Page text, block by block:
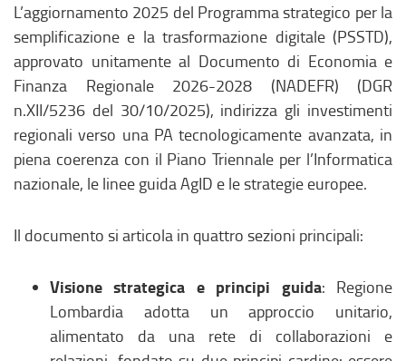
L’aggiornamento 2025 del Programma strategico per la
semplificazione e la trasformazione digitale (PSSTD),
approvato unitamente al Documento di Economia e
Finanza Regionale 2026-2028 (NADEFR) (DGR
n.XII/5236 del 30/10/2025), indirizza gli investimenti
regionali verso una PA tecnologicamente avanzata, in
piena coerenza con il Piano Triennale per l’Informatica
nazionale, le linee guida AgID e le strategie europee.
Il documento si articola in quattro sezioni principali:
Visione strategica e principi guida: Regione
Lombardia adotta un approccio unitario,
alimentato da una rete di collaborazioni e